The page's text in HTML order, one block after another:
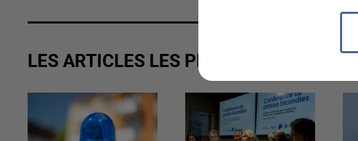
LES ARTICLES LES PLUS VUS